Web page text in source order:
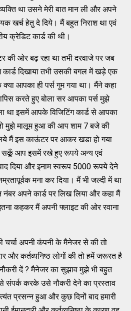
था उसने मेरी बात मान ली और अपने
खर्च हेतु दे दिये। मैं बहुत निराश था एवं
क्रेडिट कार्ड की थी।
की ओर बढ़ रहा था तभी दरवाजे पर जब
कार्ड दिखाया तभी उसकी बगल में खड़े एक
आपका ही पर्स गुम गया था। मैंने कहा
करते हुए बोला सर आपका पर्स मुझे
था इसमें आपके विजिटिंग कार्ड से आपका
मुझे मालूम हुआ की आप शाम 7 बजे की
मैं इस काऊंटर पर आकर खडा हो गया
सकूँ आप इसमें रखे हुए रूपये अन्य एवं
दिया और इनाम स्वरूप 5000 रूपये देने
मना कर दिया। मैं भी जल्दी में था
अपने कार्ड पर लिख लिया और कहा मैं
कहकर मैं अपनी फ्लाइट की ओर रवाना
चर्चा अपनी कंपनी के मैनेजर से की तो
और कर्तव्यनिष्ठ लोगों की तो हमें जरूरत है
दें ? मैनेजर का सुझाव मुझे भी बहुत
करके उसे नौकरी देने का प्रस्ताव
प्रसन्न हुआ और कुछ दिनों बाद हमारी